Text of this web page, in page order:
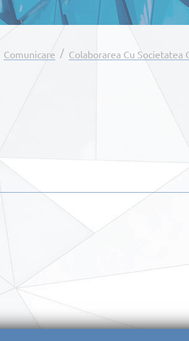
Comunicare / Colaborarea Cu Societatea